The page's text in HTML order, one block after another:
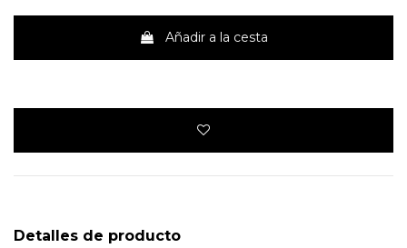
Añadir a la cesta
Detalles de producto